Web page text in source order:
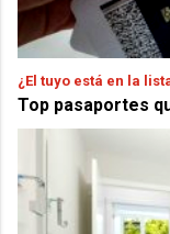
¿El tuyo está en la
Top pasaportes